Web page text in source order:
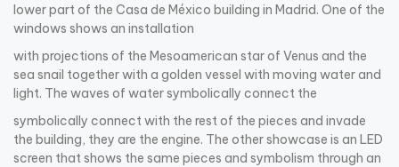
lower part of the Casa de México building in Madrid. One of the
windows shows an installation
with projections of the Mesoamerican star of Venus and the
sea snail together with a golden vessel with moving water and
light. The waves of water symbolically connect the
symbolically connect with the rest of the pieces and invade
the building, they are the engine. The other showcase is an LED
screen that shows the same pieces and symbolism through an